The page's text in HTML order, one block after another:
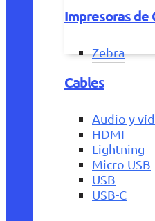
Impresoras de
Zebra
Cables
Audio y
HDMI
Lightning
Micro USB
USB
USB-C